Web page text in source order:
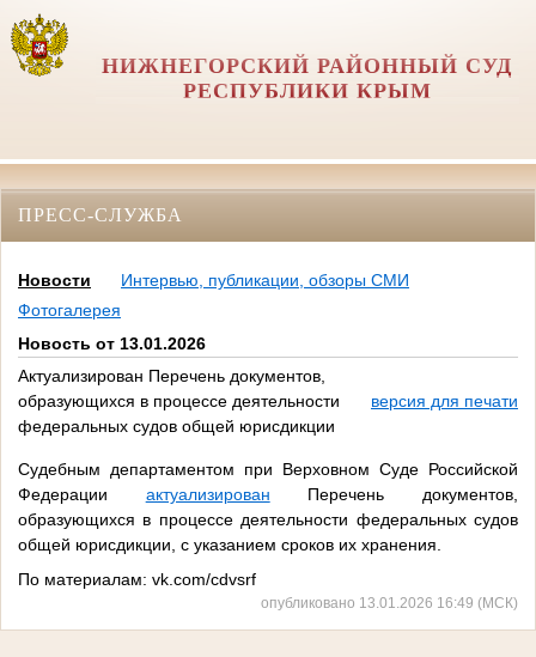
НИЖНЕГОРСКИЙ РАЙОННЫЙ СУД
РЕСПУБЛИКИ КРЫМ
ПРЕСС-СЛУЖБА
Новости
Интервью, публикации, обзоры СМИ
Фотогалерея
Новость от 13.01.2026
Актуализирован Перечень документов,
образующихся в процессе деятельности
федеральных судов общей юрисдикции
версия для печати
Судебным департаментом при Верховном Суде Российской
Федерации актуализирован Перечень документов,
образующихся в процессе деятельности федеральных судов
общей юрисдикции, с указанием сроков их хранения.
По материалам: vk.com/cdvsrf
опубликовано 13.01.2026 16:49 (МСК)